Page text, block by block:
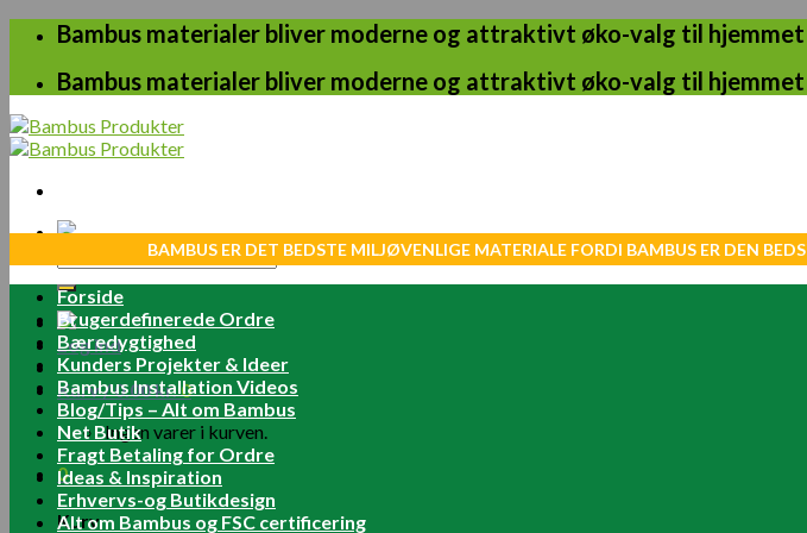
Skip
content
Bambus materialer bliver moderne og attraktivt øko-valg til
Bambus materialer bliver moderne og attraktivt øko-valg til
efter:
Log ind
Kurv /0.00kr.0
Ingen varer i kurven.
0
Kurv
BAMBUS ER DET BEDSTE MILJØVENLIGE MATERIALE FORDI BAMBUS ER DEN
Forside
Brugerdefinerede Ordre
Bæredygtighed
Kunders Projekter & Ideer
Bambus Installation Videos
Blog/Tips – Alt om Bambus
Net Butik
Fragt Betaling for Ordre
Ideas & Inspiration
Erhvervs-og Butikdesign
Alt om Bambus og FSC certificering